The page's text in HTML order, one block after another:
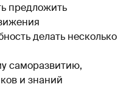
предложить
делать несколько
саморазвитию,
и знаний